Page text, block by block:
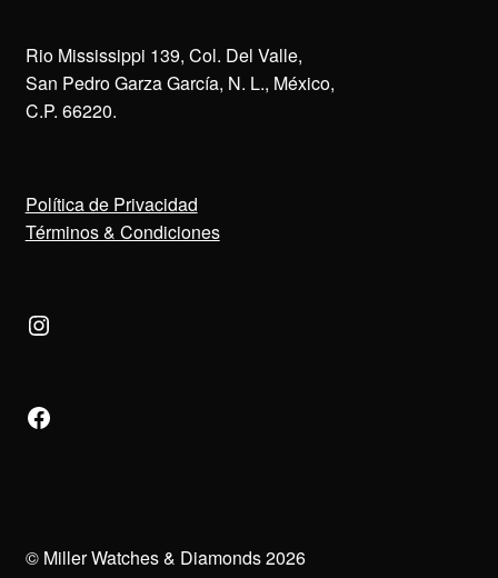
Rio Mississippi 139, Col. Del Valle,
San Pedro Garza García, N. L., México,
C.P. 66220.
Política de Privacidad
Términos & Condiciones
Instagram
Facebook
© Miller Watches & Diamonds 2026